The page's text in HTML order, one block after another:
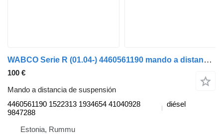
WABCO Serie R (01.04-) 4460561190 mando a distancia de suspensión para Scania P,G,R,T-series (2004-2017) camión
100 €
Mando a distancia de suspensión
4460561190 1522313 1934654 41040928
9847288
diésel
Estonia, Rummu